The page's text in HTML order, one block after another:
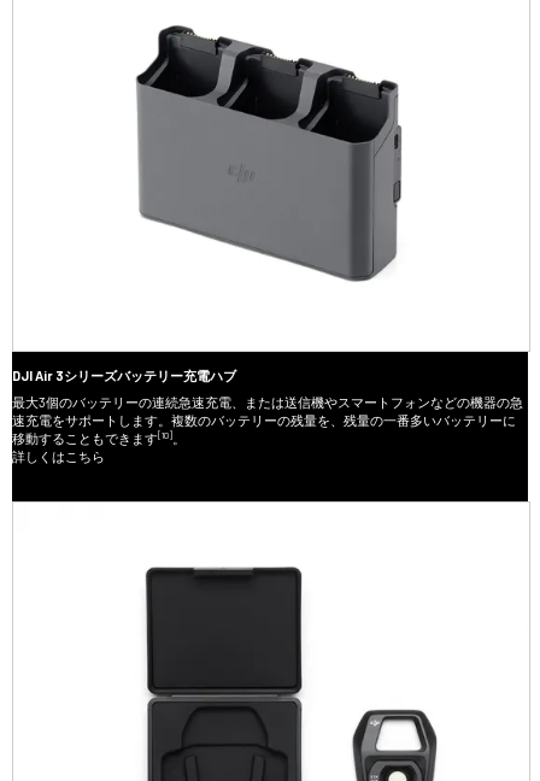
DJI Air 3シリーズバッテリー充電ハブ
最大3個のバッテリーの連続急速充電、または送信機やスマートフォンなどの機器の急
速充電をサポートします。複数のバッテリーの残量を、残量の一番多いバッテリーに
移動することもできます[10] 。
詳しくはこちら